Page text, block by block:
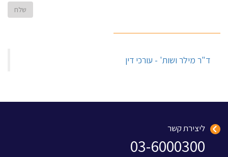
‏ד"ר מילר ושות' - עורכי דין‏
ליצירת קשר
03-6000300